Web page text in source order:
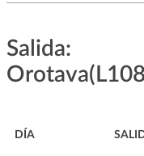
Salida:
DÍA